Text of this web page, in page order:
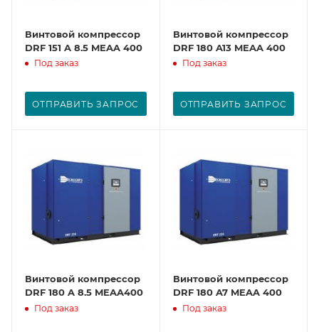
Винтовой компрессор
DRF 151 A 8.5 MEAA 400
Под заказ
ОТПРАВИТЬ ЗАПРОС
Винтовой компрессор
DRF 180 A13 MEAA 400
Под заказ
ОТПРАВИТЬ ЗАПРОС
Винтовой компрессор
DRF 180 A 8.5 MEAA400
Под заказ
Винтовой компрессор
DRF 180 A7 MEAA 400
Под заказ